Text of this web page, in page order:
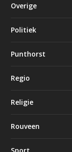
Overige
Politiek
Punthorst
Regio
Religie
Rouveen